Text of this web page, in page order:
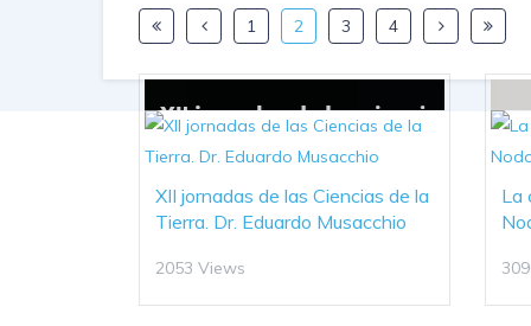
1 2 3 4
XII jornadas de las Ciencias de la
Tierra. Dr. Eduardo Musacchio
2053 Views
La